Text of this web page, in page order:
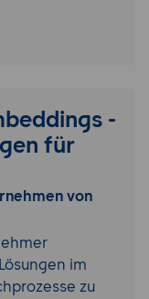
-
für
von
im
zu